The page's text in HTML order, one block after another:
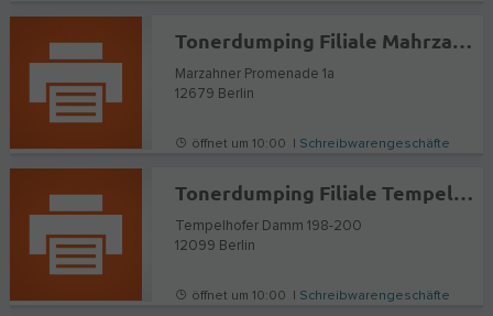
Tonerdumping Filiale Mahrzahn-Hellersdorf (Eastgate)
Marzahner Promenade 1a
12679 Berlin
öffnet um 10:00 | Schreibwarengeschäfte
Tonerdumping Filiale Tempelhof (T-Damm Center)
Tempelhofer Damm 198-200
12099 Berlin
öffnet um 10:00 | Schreibwarengeschäfte